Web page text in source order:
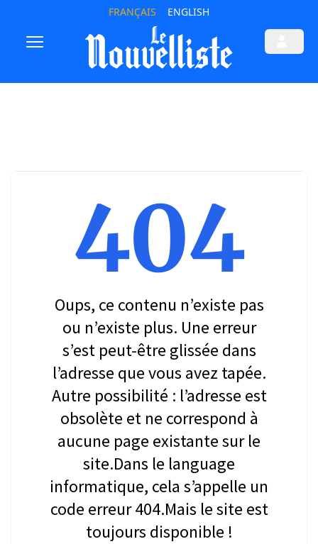
FRANÇAIS ENGLISH
404
Oups, ce contenu n’existe pas
ou n’existe plus. Une erreur
s’est peut-être glissée dans
l’adresse que vous avez tapée.
Autre possibilité : l’adresse est
obsolète et ne correspond à
aucune page existante sur le
site.Dans le language
informatique, cela s’appelle un
code erreur 404.Mais le site est
toujours disponible !